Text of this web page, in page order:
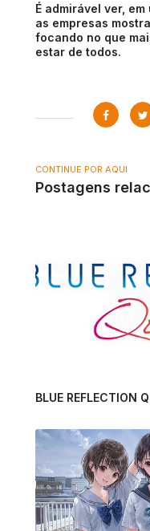
É admirável ver,
as empresas
focando no que
estar de todos.
CONTINUE POR AQUI
Postagens
BLUE REFLECTION